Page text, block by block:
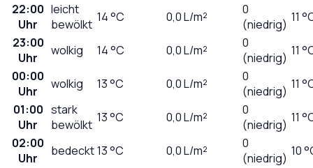
22:00
Uhr
leicht
bewölkt 14°C 0,0L/m²
0
(niedrig) 11
23:00
Uhr
wolkig 14°C 0,0L/m²
0
(niedrig) 11
00:00
Uhr
wolkig 13°C 0,0L/m²
0
(niedrig) 11
01:00
Uhr
stark
bewölkt 13°C 0,0L/m²
0
(niedrig) 11
02:00
Uhr
bedeckt13°C 0,0L/m²
0
(niedrig) 10